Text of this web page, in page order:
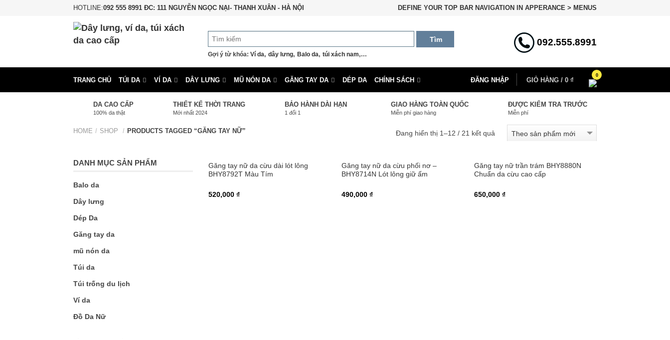
HOTLINE:092 555 8991 ĐC: 111 NGUYỄN NGỌC NẠI- THANH XUÂN - HÀ NỘI DEFINE YOUR TOP BAR NAVIGATION IN APPERANCE > MENUS
Tìm
Gợi ý từ khóa: Ví da, dây lưng, Balo da, túi xách nam,...
092.555.8991
TRANG CHỦ TÚI DA VÍ DA DÂY LƯNG MŨ NÓN DA GĂNG TAY DA DÉP DA CHÍNH SÁCH ĐĂNG NHẬP GIỎ HÀNG / 0 ₫
0
DA CAO CẤP
100% da thật
THIẾT KẾ THỜI TRANG
Mới nhất 2024
BẢO HÀNH DÀI HẠN
1 đổi 1
GIAO HÀNG TOÀN QUỐC
Miễn phí giao hàng
ĐƯỢC KIỂM TRA TRƯỚC
Miễn phí
HOME / SHOP / PRODUCTS TAGGED “GĂNG TAY NỮ” Đang hiển thị 1–12 / 21 kết quả
Găng tay nữ da cừu dài lót lông
BHY8792T Màu Tím
520,000 ₫
Găng tay nữ da cừu phối nơ –
BHY8714N Lót lông giữ ấm
490,000 ₫
Găng tay nữ trần trám BHY8880N
Chuẩn da cừu cao cấp
650,000 ₫
DANH MỤC SẢN PHẨM
Balo da
Dây lưng
Dép Da
Găng tay da
mũ nón da
Túi da
Túi trống du lịch
Ví da
Đồ Da Nữ